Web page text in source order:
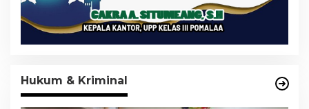
Hukum & Kriminal